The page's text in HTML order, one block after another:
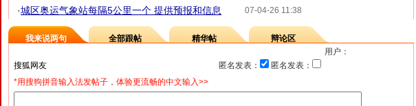
07-04-26 11:38
·城区奥运气象站每隔5公里一个 提供预报和信息
我来说两句 全部跟帖 精华帖
辩论区
用户：
匿名发表：
匿名发表：
*用搜狗拼音输入法发帖子，体验更流畅的中文输入>>